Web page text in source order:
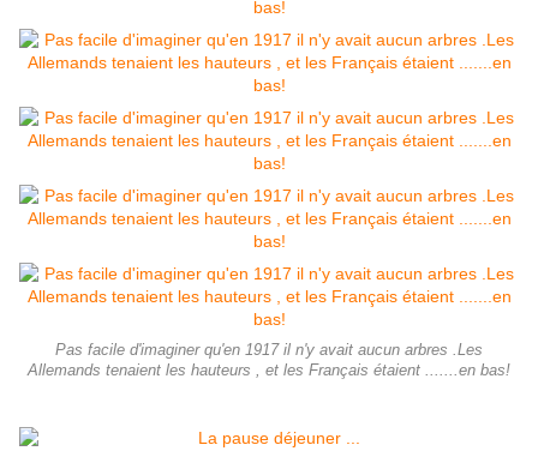
Pas facile d'imaginer qu'en 1917 il n'y avait aucun arbres .Les
Allemands tenaient les hauteurs , et les Français étaient .......en bas!